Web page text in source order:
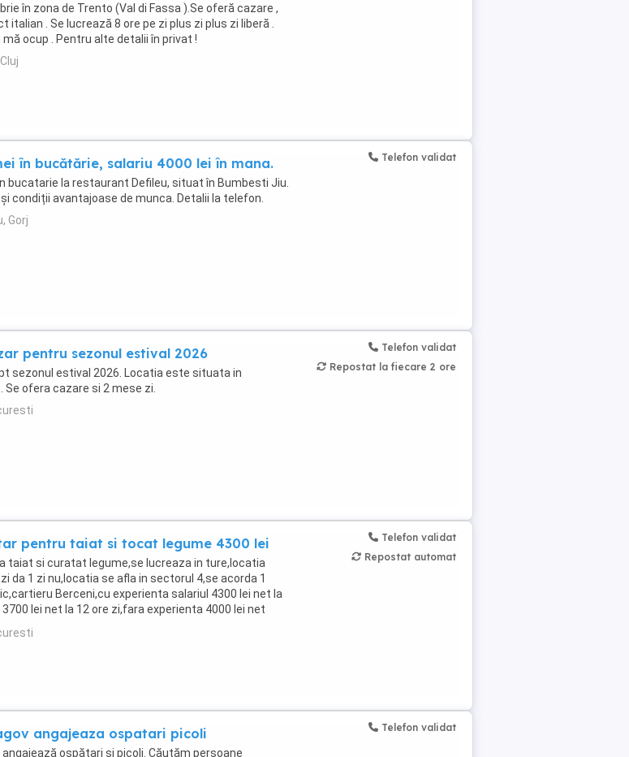
în zona de Trento (Val di Fassa ).Se oferă cazare ,
italian . Se lucrează 8 ore pe zi plus zi plus zi liberă .
ocup . Pentru alte detalii în privat !
în bucătărie, salariu 4000 lei în mana.
bucatarie la restaurant Defileu, situat în Bumbesti Jiu.
condiții avantajoase de munca. Detalii la telefon.
Gorj
Telefon validat
pentru sezonul estival 2026
sezonul estival 2026. Locatia este situata in
Se ofera cazare si 2 mese zi.
Telefon validat
Repostat la fiecare 2 ore
pentru taiat si tocat legume 4300 lei
taiat si curatat legume,se lucreaza in ture,locatia
da 1 zi nu,locatia se afla in sectorul 4,se acorda 1
Berceni,cu experienta salariul 4300 lei net la
lei net la 12 ore zi,fara experienta 4000 lei net
...
Telefon validat
Repostat automat
angajeaza ospatari picoli
angajează ospătari și picoli. Căutăm persoane
Telefon validat